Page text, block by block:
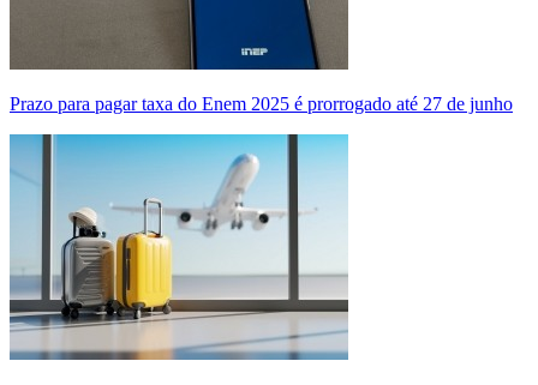
Prazo para pagar taxa do Enem 2025 é prorrogado até 27 de junho